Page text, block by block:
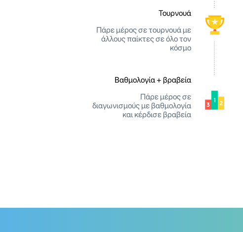
Τουρνουά
Πάρε μέρος σε τουρνουά με
άλλους παίκτες σε όλο τον
κόσμο
Βαθμολογία + βραβεία
Πάρε μέρος σε
διαγωνισμούς με βαθμολογία
και κέρδισε βραβεία